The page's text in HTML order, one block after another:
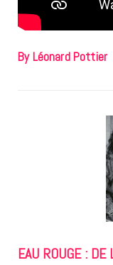
By Léonard Pottier
EAU ROUGE :